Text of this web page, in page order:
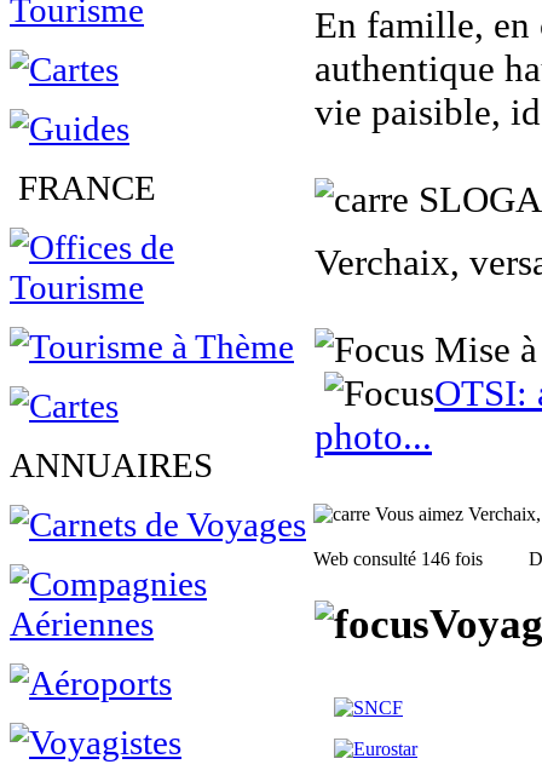
FRANCE
ANNUAIRES
En famille, en
authentique
vie paisible,
Verchaix,
Mise
OTSI:
photo...
Vous aimez
Web consulté 146 fois